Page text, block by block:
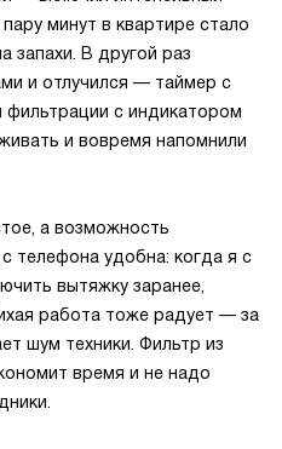
минут в квартире стало
запахи. В другой раз
и отлучился — таймер с
с индикатором
и вовремя напомнили
а возможность
телефона удобна: когда я с
вытяжку заранее,
работа тоже радует — за
шум техники. Фильтр из
время и не надо